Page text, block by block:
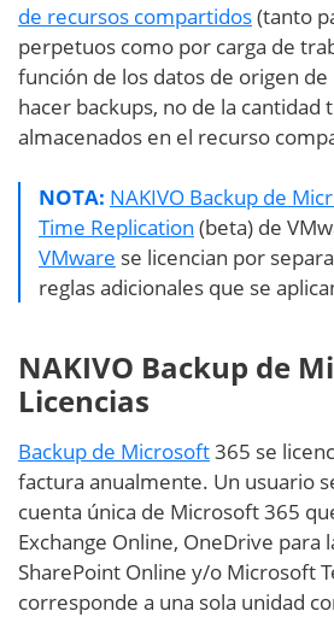
de recursos compartidos(tanto
perpetuos como por carga de
función de los datos de origen de
hacer backups, no de la cantidad
almacenados en el recurso
NOTA: NAKIVO Backup de
Time Replication (beta) de
VMware se licencian por
reglas adicionales que se
NAKIVO Backup de
Licencias
Backup de Microsoft365 se
factura anualmente. Un usuario
cuenta única de Microsoft 365
Exchange Online, OneDrive para
SharePoint Online y/o Microsoft
corresponde a una sola unidad